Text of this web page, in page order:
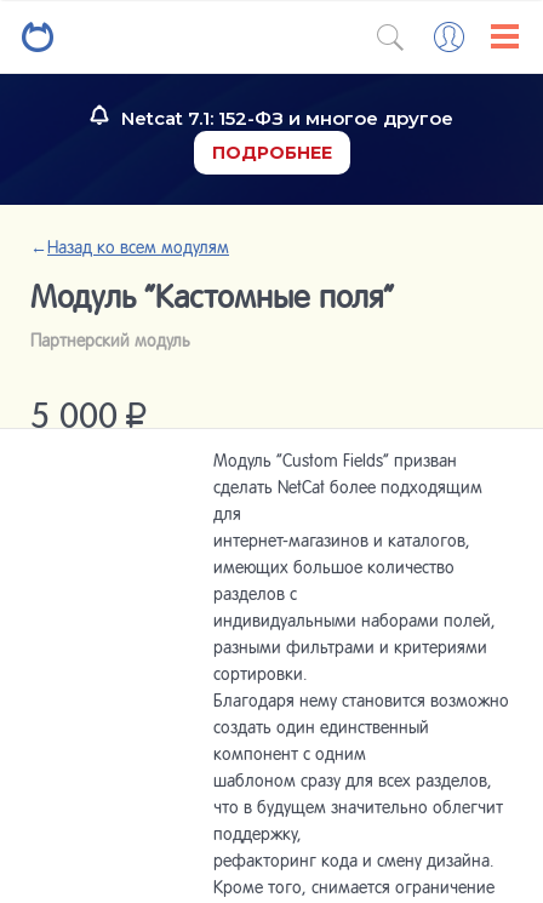
Netcat 7.1: 152-ФЗ и многое другое
ПОДРОБНЕЕ
←Назад ко всем модулям
Модуль “Кастомные поля”
Партнерский модуль
5 000Р
Модуль “Custom Fields​” призван
сделать NetCat более подходящим
для
интернет-­магазинов и каталогов,
имеющих большое количество
разделов с
индивидуальными наборами полей,
разными фильтрами и критериями
сортировки.
Благодаря нему становится возможно
создать один единственный
компонент с одним
шаблоном сразу для всех разделов,
что в будущем значительно облегчит
поддержку,
рефакторинг кода и смену дизайна.
Кроме того, снимается ограничение